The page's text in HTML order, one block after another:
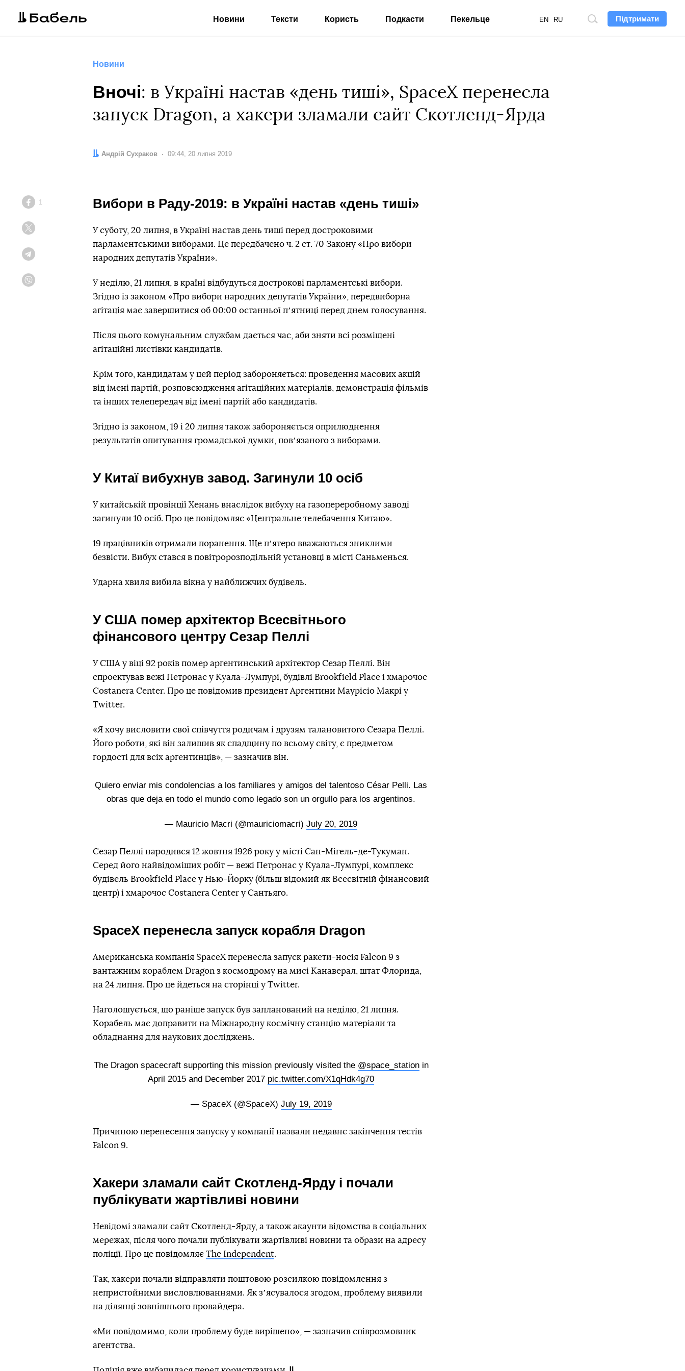
Підтримати
Пошук
EN RU
Новини Тексти Користь Подкасти Пекельце
Новини
Вночі: в Україні настав «день тиші», SpaceX перенесла
запуск Dragon, а хакери зламали сайт Скотленд-Ярда
Автор:
Андрій Сухраков Дата:
09:44, 20 липня 2019
Facebook
1 Вибори в Раду-2019: в Україні настав «день тиші»
У суботу, 20 липня, в Україні настав день тиші перед достроковими
парламентськими виборами. Це передбачено ч. 2 ст. 70 Закону «Про вибори
народних депутатів України».
У неділю, 21 липня, в країні відбудуться дострокові парламентські вибори.
Згідно із законом «Про вибори народних депутатів України», передвиборна
агітація має завершитися об 00:00 останньої пʼятниці перед днем голосування.
Після цього комунальним службам дається час, аби зняти всі розміщені
агітаційні листівки кандидатів.
Крім того, кандидатам у цей період забороняється: проведення масових акцій
від імені партій, розповсюдження агітаційних матеріалів, демонстрація фільмів
та інших телепередач від імені партій або кандидатів.
Згідно із законом, 19 і 20 липня також забороняється оприлюднення
результатів опитування громадської думки, повʼязаного з виборами.
У Китаї вибухнув завод. Загинули 10 осіб
У китайській провінції Хенань внаслідок вибуху на газопереробному заводі
загинули 10 осіб. Про це повідомляє «Центральне телебачення Китаю».
19 працівників отримали поранення. Ще пʼятеро вважаються зниклими
безвісти. Вибух стався в повітророзподільній установці в місті Саньменься.
Ударна хвиля вибила вікна у найближчих будівель.
У США помер архітектор Всесвітнього
фінансового центру Сезар Пеллі
У США у віці 92 років помер аргентинський архітектор Сезар Пеллі. Він
спроектував вежі Петронас у Куала-Лумпурі, будівлі Brookfield Place і хмарочос
Costanera Center. Про це повідомив президент Аргентини Маурісіо Макрі у
Twitter.
«Я хочу висловити свої співчуття родичам і друзям талановитого Сезара Пеллі.
Його роботи, які він залишив як спадщину по всьому світу, є предметом
гордості для всіх аргентинців», — зазначив він.
Quiero enviar mis condolencias a los familiares y amigos del talentoso César Pelli. Las
obras que deja en todo el mundo como legado son un orgullo para los argentinos.
— Mauricio Macri (@mauriciomacri) July 20, 2019
Сезар Пеллі народився 12 жовтня 1926 року у місті Сан-Мігель-де-Тукуман.
Серед його найвідоміших робіт — вежі Петронас у Куала-Лумпурі, комплекс
будівель Brookfield Place у Нью-Йорку (більш відомий як Всесвітній фінансовий
центр) і хмарочос Costanera Center у Сантьяго.
SpaceX перенесла запуск корабля Dragon
Американська компанія SpaceX перенесла запуск ракети-носія Falcon 9 з
вантажним кораблем Dragon з космодрому на мисі Канаверал, штат Флорида,
на 24 липня. Про це йдеться на сторінці у Twitter.
Наголошується, що раніше запуск був запланований на неділю, 21 липня.
Корабель має доправити на Міжнародну космічну станцію матеріали та
обладнання для наукових досліджень.
The Dragon spacecraft supporting this mission previously visited the @space_stationin
April 2015 and December 2017 pic.twitter.com/X1qHdk4g70
— SpaceX (@SpaceX) July 19, 2019
Причиною перенесення запуску у компанії назвали недавнє закінчення тестів
Falcon 9.
Хакери зламали сайт Скотленд-Ярду і почали
публікувати жартівливі новини
Невідомі зламали сайт Скотленд-Ярду, а також акаунти відомства в соціальних
мережах, після чого почали публікувати жартівливі новини та образи на адресу
поліції. Про це повідомляє The Independent.
Так, хакери почали відправляти поштовою розсилкою повідомлення з
непристойними висловлюваннями. Як зʼясувалося згодом, проблему виявили
на ділянці зовнішнього провайдера.
«Ми повідомимо, коли проблему буде вирішено», — зазначив співрозмовник
агентства.